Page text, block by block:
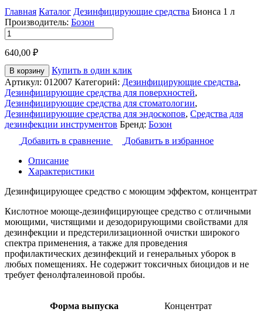
Главная Каталог Дезинфицирующие средства Бионса 1 л
Производитель: Бозон
Количество
товара
Бионса
1
л
640,00 ₽
В корзину
Купить в один клик
Артикул: 012007 Категорий: Дезинфицирующие средства,
Дезинфицирующие средства для поверхностей,
Дезинфицирующие средства для стоматологии,
Дезинфицирующие средства для эндоскопов, Средства для
дезинфекции инструментов Бренд: Бозон
Добавить в сравнение
Добавить в избранное
Описание
Характеристики
Дезинфицирующее средство с моющим эффектом, концентрат
Кислотное моюще-дезинфицирующее средство с отличными
моющими, чистящими и дезодорирующими свойствами для
дезинфекции и предстерилизационной очистки широкого
спектра применения, а также для проведения
профилактических дезинфекций и генеральных уборок в
любых помещениях. Не содержит токсичных биоцидов и не
требует фенолфталеиновой пробы.
Форма выпуска Концентрат